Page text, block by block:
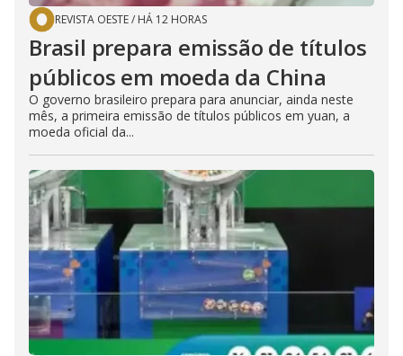
REVISTA OESTE/ HÁ 12 HORAS
Brasil prepara emissão de títulos
públicos em moeda da China
O governo brasileiro prepara para anunciar, ainda neste
mês, a primeira emissão de títulos públicos em yuan, a
moeda oficial da...